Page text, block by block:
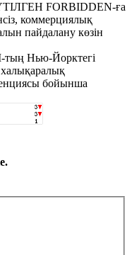
FORBIDDEN-ға
коммерциялық
пайдалану көзін
Нью-Йорктегі
бойынша